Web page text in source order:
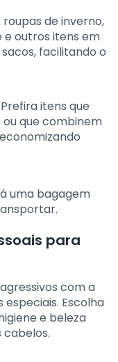
roupas de inverno,
e outros itens em
facilitando o
Prefira itens que
que combinem
uma bagagem
para
com a
especiais. Escolha
e beleza